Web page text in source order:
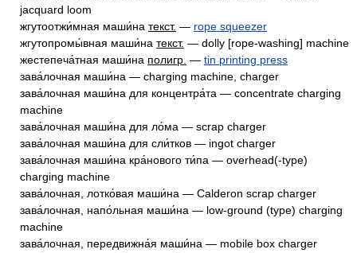
jacquard loom
жгутоотжи́мная маши́на текст. — rope squeezer
жгутопромы́вная маши́на текст. — dolly [rope-washing] machine
жестепеча́тная маши́на полигр. — tin printing press
зава́лочная маши́на — charging machine, charger
зава́лочная маши́на для концентра́та — concentrate charging
machine
зава́лочная маши́на для ло́ма — scrap charger
зава́лочная маши́на для сли́тков — ingot charger
зава́лочная маши́на кра́нового ти́па — overhead(-type)
charging machine
зава́лочная, лотко́вая маши́на — Calderon scrap charger
зава́лочная, напо́льная маши́на — low-ground (type) charging
machine
зава́лочная, передвижна́я маши́на — mobile box charger